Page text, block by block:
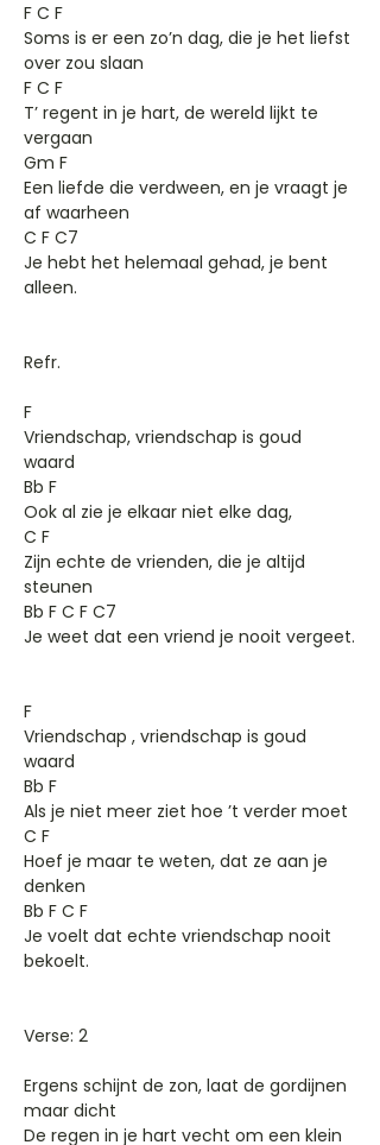
F C F
Soms is er een zo’n dag, die je het liefst
over zou slaan
F C F
T’ regent in je hart, de wereld lijkt te
vergaan
Gm F
Een liefde die verdween, en je vraagt je
af waarheen
C F C7
Je hebt het helemaal gehad, je bent
alleen.
Refr.
F
Vriendschap, vriendschap is goud
waard
Bb F
Ook al zie je elkaar niet elke dag,
C F
Zijn echte de vrienden, die je altijd
steunen
Bb F C F C7
Je weet dat een vriend je nooit vergeet.
F
Vriendschap , vriendschap is goud
waard
Bb F
Als je niet meer ziet hoe ’t verder moet
C F
Hoef je maar te weten, dat ze aan je
denken
Bb F C F
Je voelt dat echte vriendschap nooit
bekoelt.
Verse: 2
Ergens schijnt de zon, laat de gordijnen
maar dicht
De regen in je hart vecht om een klein